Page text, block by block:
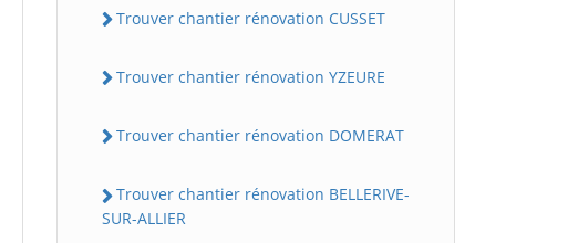
Trouver chantier rénovation CUSSET
Trouver chantier rénovation YZEURE
Trouver chantier rénovation DOMERAT
Trouver chantier rénovation BELLERIVE-
SUR-ALLIER